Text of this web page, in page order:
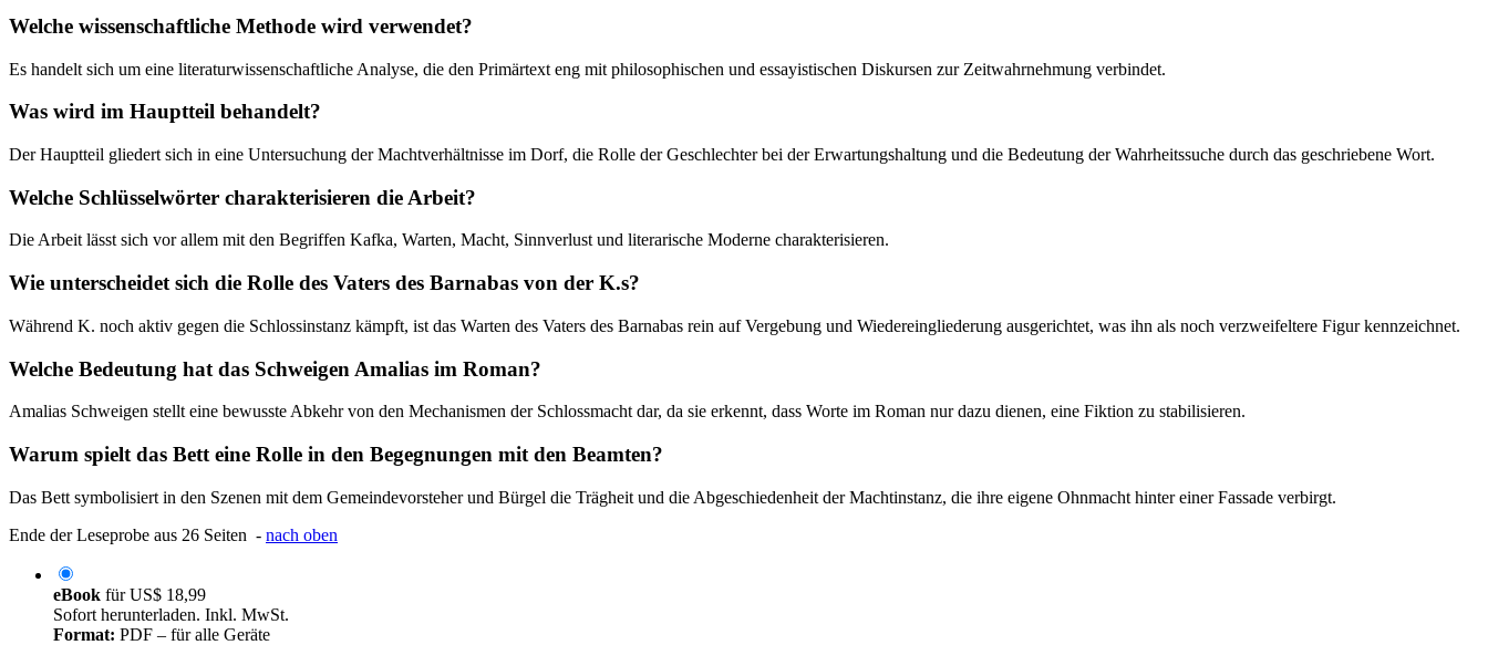
Welche wissenschaftliche Methode wird verwendet?
Es handelt sich um eine literaturwissenschaftliche Analyse, die den Primärtext eng mit philosophischen und essayistischen Diskursen zur Zeitwahrnehmung verbindet.
Was wird im Hauptteil behandelt?
Der Hauptteil gliedert sich in eine Untersuchung der Machtverhältnisse im Dorf, die Rolle der Geschlechter bei der Erwartungshaltung und die Bedeutung der Wahrheitssuche durch das geschriebene Wort.
Welche Schlüsselwörter charakterisieren die Arbeit?
Die Arbeit lässt sich vor allem mit den Begriffen Kafka, Warten, Macht, Sinnverlust und literarische Moderne charakterisieren.
Wie unterscheidet sich die Rolle des Vaters des Barnabas von der K.s?
Während K. noch aktiv gegen die Schlossinstanz kämpft, ist das Warten des Vaters des Barnabas rein auf Vergebung und Wiedereingliederung ausgerichtet, was ihn als noch verzweifeltere Figur kennzeichnet.
Welche Bedeutung hat das Schweigen Amalias im Roman?
Amalias Schweigen stellt eine bewusste Abkehr von den Mechanismen der Schlossmacht dar, da sie erkennt, dass Worte im Roman nur dazu dienen, eine Fiktion zu stabilisieren.
Warum spielt das Bett eine Rolle in den Begegnungen mit den Beamten?
Das Bett symbolisiert in den Szenen mit dem Gemeindevorsteher und Bürgel die Trägheit und die Abgeschiedenheit der Machtinstanz, die ihre eigene Ohnmacht hinter einer Fassade verbirgt.
Ende der Leseprobe aus 26 Seiten - nach oben
eBook fürUS$ 18,99
Sofort herunterladen. Inkl. MwSt.
Format: PDF – für alle Geräte